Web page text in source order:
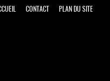
CONTACT PLAN DU SITE